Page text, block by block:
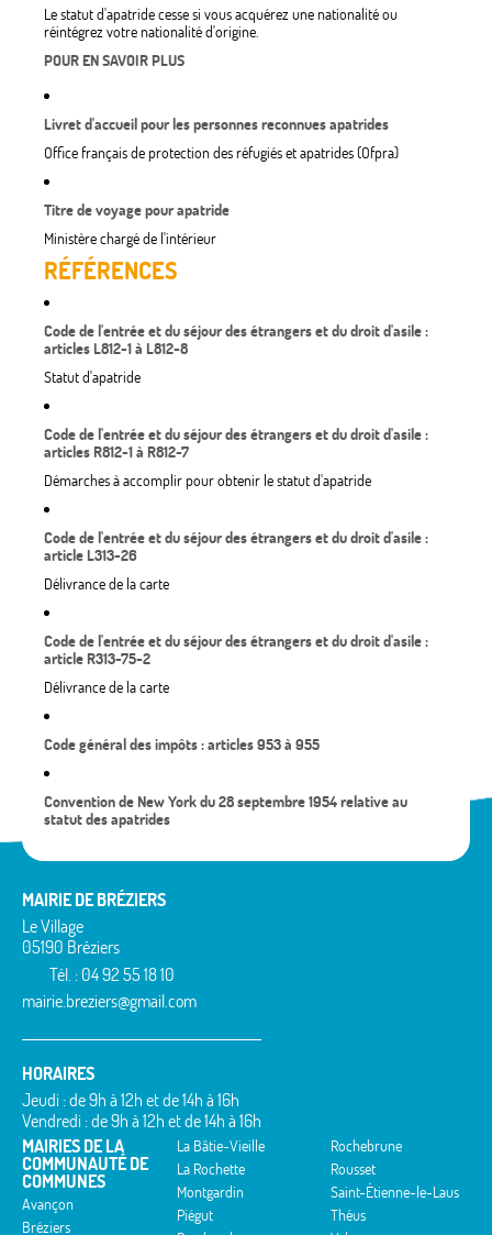
Le statut d'apatride cesse si vous acquérez une nationalité ou
réintégrez votre nationalité d'origine.
POUR EN SAVOIR PLUS
Livret d'accueil pour les personnes reconnues apatrides
Office français de protection des réfugiés et apatrides (Ofpra)
Titre de voyage pour apatride
Ministère chargé de l'intérieur
RÉFÉRENCES
Code de l'entrée et du séjour des étrangers et du droit d'asile :
articles L812-1 à L812-8
Statut d'apatride
Code de l'entrée et du séjour des étrangers et du droit d'asile :
articles R812-1 à R812-7
Démarches à accomplir pour obtenir le statut d'apatride
Code de l'entrée et du séjour des étrangers et du droit d'asile :
article L313-26
Délivrance de la carte
Code de l'entrée et du séjour des étrangers et du droit d'asile :
article R313-75-2
Délivrance de la carte
Code général des impôts : articles 953 à 955
Convention de New York du 28 septembre 1954 relative au
statut des apatrides
MAIRIE DE BRÉZIERS
Le Village
05190 Bréziers
Tél. : 04 92 55 18 10
mairie.breziers@gmail.com
HORAIRES
Jeudi : de 9h à 12h et de 14h à 16h
Vendredi : de 9h à 12h et de 14h à 16h
MAIRIES DE LA
COMMUNAUTÉ DE
COMMUNES
Avançon
Bréziers
La Bâtie-Vieille
La Rochette
Montgardin
Piégut
Rochebrune
Rousset
Saint-Étienne-le-Laus
Théus